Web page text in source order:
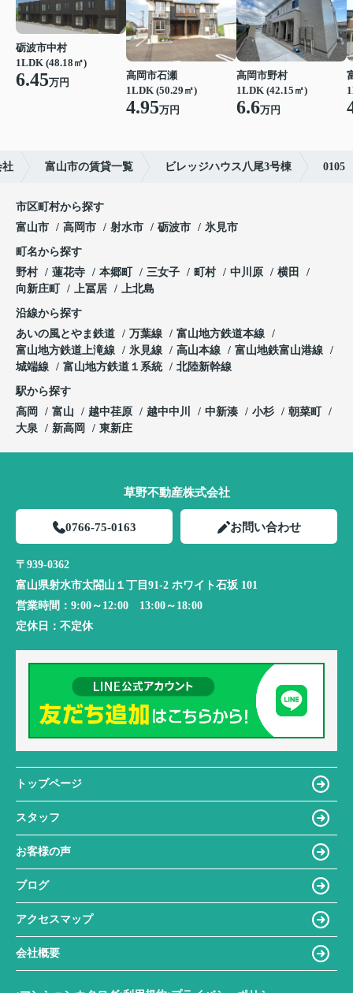
砺波市中村
1LDK (48.18㎡)
6.45万円
高岡市石瀬
1LDK (50.29㎡)
4.95万円
高岡市野村
1LDK (42.15㎡)
6.6万円
社 富山市の賃貸一覧 ビレッジハウス八尾3号棟 0105
市区町村から探す
富山市
高岡市 射水市 砺波市 氷見市
町名から探す
野村
蓮花寺 本郷町 三女子 町村 中川原
横田
向新庄町
上冨居 上北島
沿線から探す
あいの風とやま鉄道
万葉線
富山地方鉄道本線
富山地方鉄道上滝線
氷見線 高山本線
富山地鉄富山港線
城端線
富山地方鉄道１系統 北陸新幹線
駅から探す
高岡
富山 越中荏原 越中中川 中新湊 小杉
朝菜町
大泉
新高岡 東新庄
草野不動産株式会社
0766-75-0163 お問い合わせ
〒939-0362
富山県射水市太閤山１丁目91-2 ホワイト石坂 101
営業時間： 9:00～12:00 13:00～18:00
定休日： 不定休
トップページ
スタッフ
お客様の声
ブログ
アクセスマップ
会社概要